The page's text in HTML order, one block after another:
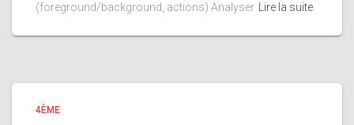
(foreground/background, actions) Analyser Lire la suite
4ÈME